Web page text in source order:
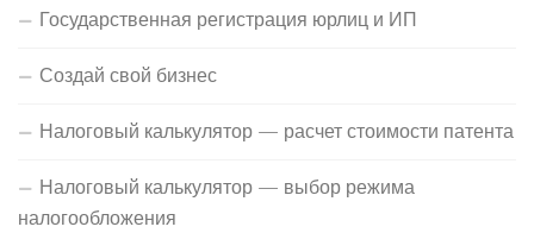
Государственная регистрация юрлиц и ИП
Создай свой бизнес
Налоговый калькулятор — расчет стоимости патента
Налоговый калькулятор — выбор режима
налогообложения